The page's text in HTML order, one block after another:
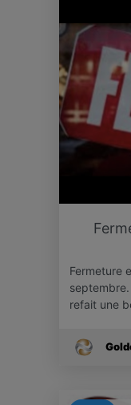
Fermeture
refait une